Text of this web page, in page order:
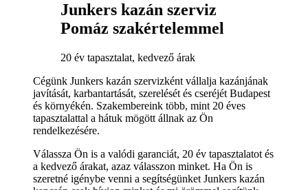
Junkers kazán szerviz
Pomáz szakértelemmel
20 év tapasztalat, kedvező árak
Cégünk Junkers kazán szervizként vállalja kazánjának
javítását, karbantartását, szerelését és cseréjét Budapest
és környékén. Szakembereink több, mint 20 éves
tapasztalattal a hátuk mögött állnak az Ön
rendelkezésére.
Válassza Ön is a valódi garanciát, 20 év tapasztalatot és
a kedvező árakat, azaz válasszon minket. Ha Ön is
szeretné igénybe venni a segítségünket Junkers kazán